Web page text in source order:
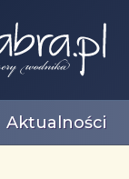
Aktualności